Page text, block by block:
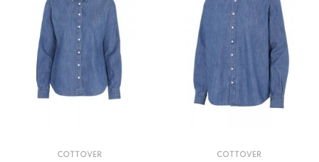
COTTOVER COTTOVER